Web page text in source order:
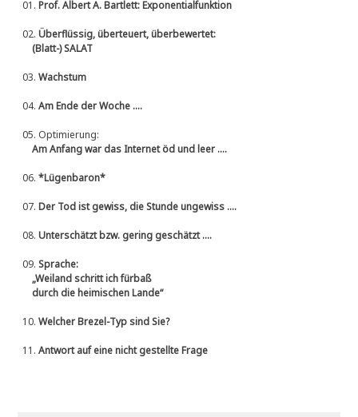
01.Prof. Albert A. Bartlett: Exponentialfunktion
02.Überflüssig, überteuert, überbewertet:
(Blatt-) SALAT
03.Wachstum
04.Am Ende der Woche ....
05. Optimierung:
Am Anfang war das Internet öd und leer ....
06.*Lügenbaron*
07.Der Tod ist gewiss, die Stunde ungewiss ....
08.Unterschätzt bzw. gering geschätzt ....
09.Sprache:
„Weiland schritt ich fürbaß
durch die heimischen Lande“
10.Welcher Brezel-Typ sind Sie?
11.Antwort auf eine nicht gestellte Frage